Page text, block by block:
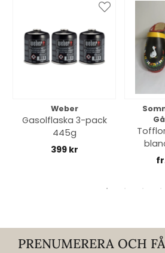
Weber
Gasolflaska 3-pack
445g
399 kr
PRENUMERERA OCH